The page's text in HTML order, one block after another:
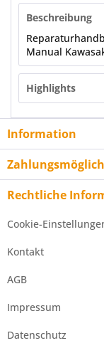
Beschreibung
Manual
Highlights
Information
Rechtliche
Cookie-
Kontakt
AGB
Impressum
Datenschutz